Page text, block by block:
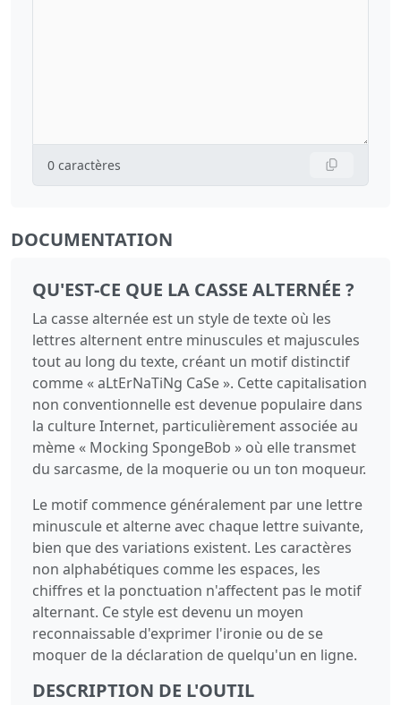
0 caractères
DOCUMENTATION
QU'EST-CE QUE LA CASSE ALTERNÉE ?
La casse alternée est un style de texte où les
lettres alternent entre minuscules et majuscules
tout au long du texte, créant un motif distinctif
comme « aLtErNaTiNg CaSe ». Cette capitalisation
non conventionnelle est devenue populaire dans
la culture Internet, particulièrement associée au
mème « Mocking SpongeBob » où elle transmet
du sarcasme, de la moquerie ou un ton moqueur.
Le motif commence généralement par une lettre
minuscule et alterne avec chaque lettre suivante,
bien que des variations existent. Les caractères
non alphabétiques comme les espaces, les
chiffres et la ponctuation n'affectent pas le motif
alternant. Ce style est devenu un moyen
reconnaissable d'exprimer l'ironie ou de se
moquer de la déclaration de quelqu'un en ligne.
DESCRIPTION DE L'OUTIL